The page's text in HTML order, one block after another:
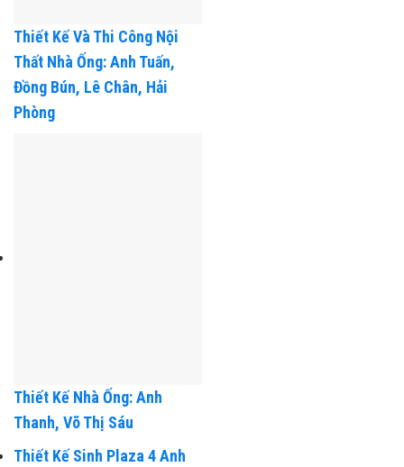
Thiết Kế Và Thi Công Nội
Thất Nhà Ống: Anh Tuấn,
Đồng Bún, Lê Chân, Hải
Thiết Kế Nhà Ống: Anh
Thanh, Võ Thị Sáu